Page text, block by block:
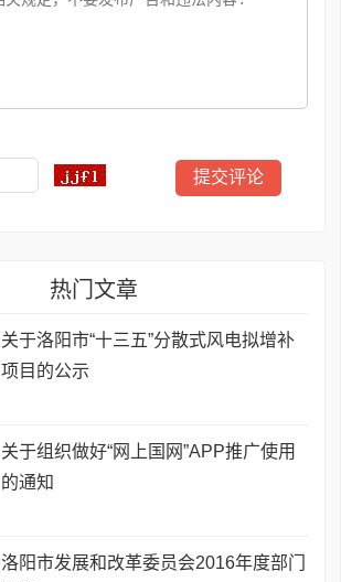
热门文章
关于洛阳市“十三五”分散式风电拟增补
项目的公示
关于组织做好“网上国网”APP推广使用
的通知
洛阳市发展和改革委员会2016年度部门